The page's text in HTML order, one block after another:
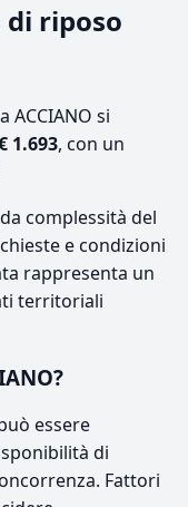
di riposo
a ACCIANO si
1.693, con un
complessità del
e condizioni
rappresenta un
territoriali
essere
di
Fattori